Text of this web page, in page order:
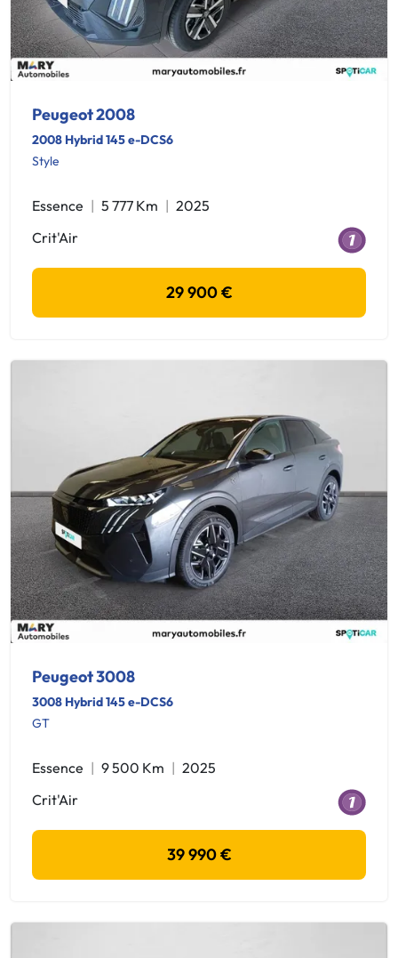
Peugeot 2008
2008 Hybrid 145 e-DCS6
Style
Essence 5 777 Km
2025
Crit'Air
29 900 €
Peugeot 3008
3008 Hybrid 145 e-DCS6
GT
Essence 9 500 Km
2025
Crit'Air
39 990 €